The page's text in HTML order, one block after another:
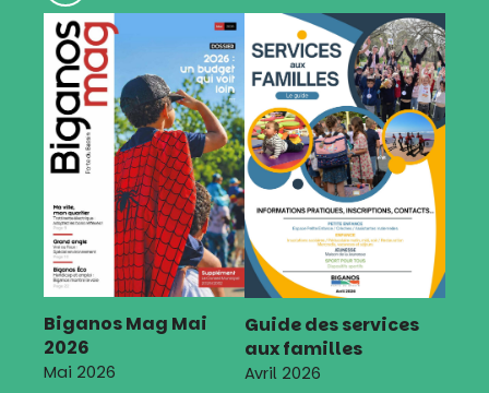
Biganos Mag Mai
2026
Mai 2026
Guide des services
aux familles
Avril 2026